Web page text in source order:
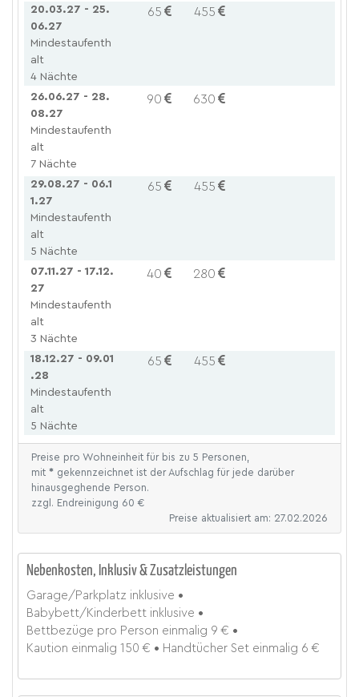
20.03.27 - 25.
06.27
65 455
Mindestaufenth
alt
4 Nächte
26.06.27 - 28.
08.27
90 630
Mindestaufenth
alt
7 Nächte
29.08.27 - 06.1
1.27
65 455
Mindestaufenth
alt
5 Nächte
07.11.27 - 17.12.
27
40 280
Mindestaufenth
alt
3 Nächte
18.12.27 - 09.01
.28
65 455
Mindestaufenth
alt
5 Nächte
Preise pro Wohneinheit für bis zu 5 Personen,
mit* gekennzeichnet ist der Aufschlag für jede darüber
hinausgeghende Person.
zzgl. Endreinigung 60 €
Preise aktualisiert am: 27.02.2026
Nebenkosten, Inklusiv & Zusatzleistungen
Garage/Parkplatz inklusive
Babybett/Kinderbett inklusive
Bettbezüge pro Person einmalig 9 €
Kaution einmalig 150 € Handtücher Set einmalig 6 €